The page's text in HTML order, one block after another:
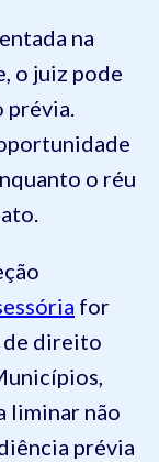
na
o juiz pode
prévia.
o réu
for
de direito
liminar não
prévia